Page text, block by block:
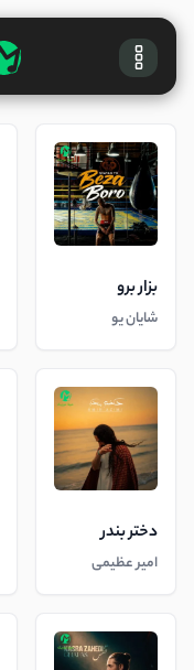
بزار برو
شایان یو
دختر بندر
امیر عظیمی